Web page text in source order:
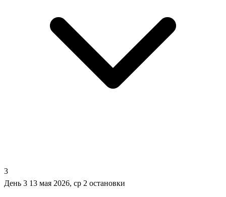
3
День 3 13 мая 2026, ср 2 остановки